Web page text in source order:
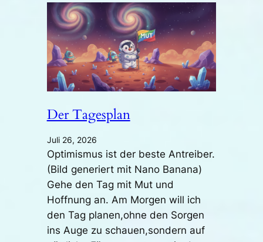
Der Tagesplan
Juli 26, 2026
Optimismus ist der beste Antreiber.
(Bild generiert mit Nano Banana)
Gehe den Tag mit Mut und
Hoffnung an. Am Morgen will ich
den Tag planen,ohne den Sorgen
ins Auge zu schauen,sondern auf